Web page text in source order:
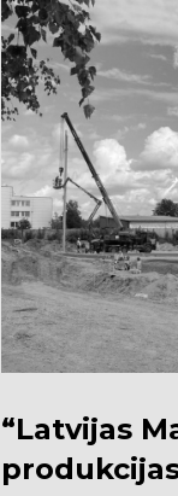
“Latvijas